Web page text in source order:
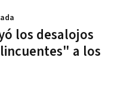
los desalojos
a los